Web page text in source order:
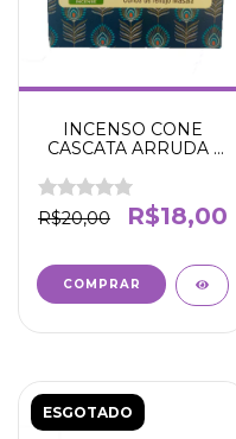
INCENSO CONE
CASCATA ARRUDA -
o espírito - Afasta más
energias -
Aromatizante -
R$20,00 R$18,00
ESGOTADO